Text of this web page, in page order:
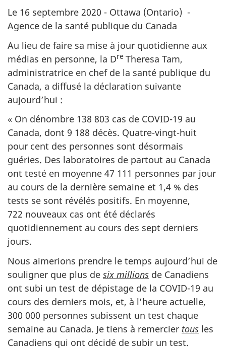
Le 16 septembre 2020 - Ottawa (Ontario) -
Agence de la santé publique du Canada
Au lieu de faire sa mise à jour quotidienne aux
médias en personne, la Dre Theresa Tam,
administratrice en chef de la santé publique du
Canada, a diffusé la déclaration suivante
aujourd’hui :
« On dénombre 138 803 cas de COVID-19 au
Canada, dont 9 188 décès. Quatre-vingt-huit
pour cent des personnes sont désormais
guéries. Des laboratoires de partout au Canada
ont testé en moyenne 47 111 personnes par jour
au cours de la dernière semaine et 1,4 % des
tests se sont révélés positifs. En moyenne,
722 nouveaux cas ont été déclarés
quotidiennement au cours des sept derniers
jours.
Nous aimerions prendre le temps aujourd’hui de
souligner que plus de six millions de Canadiens
ont subi un test de dépistage de la COVID-19 au
cours des derniers mois, et, à l’heure actuelle,
300 000 personnes subissent un test chaque
semaine au Canada. Je tiens à remercier tous les
Canadiens qui ont décidé de subir un test.